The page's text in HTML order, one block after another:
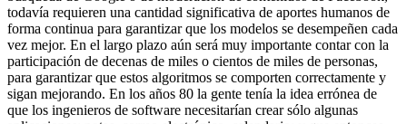
todavía requieren una cantidad significativa de aportes humanos de
forma continua para garantizar que los modelos se desempeñen cada
vez mejor. En el largo plazo aún será muy importante contar con la
participación de decenas de miles o cientos de miles de personas,
para garantizar que estos algoritmos se comporten correctamente y
sigan mejorando. En los años 80 la gente tenía la idea errónea de
que los ingenieros de software necesitarían crear sólo algunas